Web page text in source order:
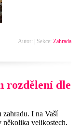
Autor: | Sekce: Zahrada
rozdělení dle
I na Vaší
několika velikostech.